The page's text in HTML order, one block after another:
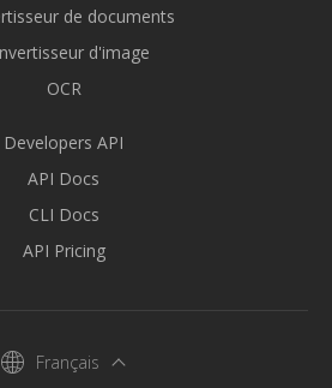
de documents
d'image
OCR
Developers API
API Docs
CLI Docs
API Pricing
Français